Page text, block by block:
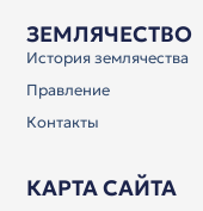
ЗЕМЛЯЧЕСТВО
История землячества
Правление
Контакты
КАРТА САЙТА